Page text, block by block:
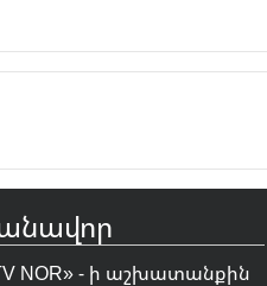
NOR» - ի աշխատանքին